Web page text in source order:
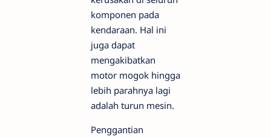
komponen pada
kendaraan. Hal ini
juga dapat
mengakibatkan
motor mogok hingga
lebih parahnya lagi
adalah turun mesin.
Penggantian